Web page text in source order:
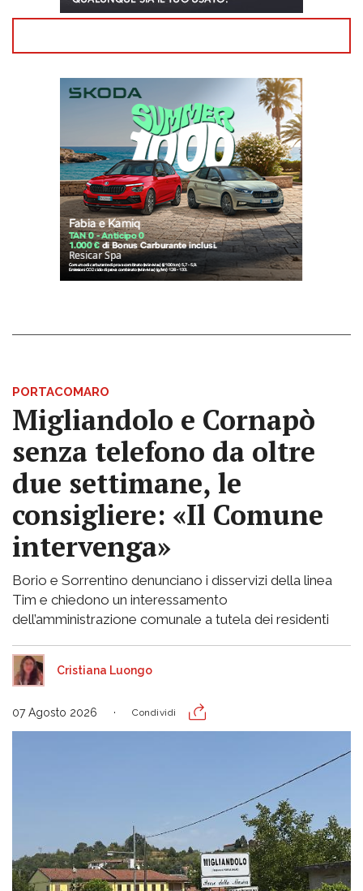
PORTACOMARO
Migliandolo e Cornapò
senza telefono da oltre
due settimane, le
consigliere: «Il Comune
intervenga»
Borio e Sorrentino denunciano i disservizi della linea
Tim e chiedono un interessamento
dell’amministrazione comunale a tutela dei residenti
Cristiana Luongo
07 Agosto 2026 Condividi